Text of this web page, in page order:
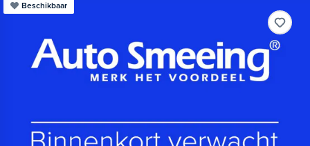
Beschikbaar